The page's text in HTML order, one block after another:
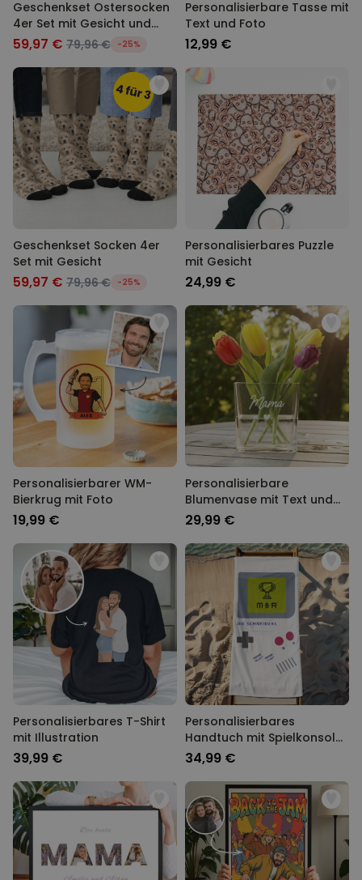
Geschenkset Ostersocken
4er Set mit Gesicht und
Hasenohren
59,97 € 79,96 € -25%
Personalisierbare Tasse mit
Text und Foto
12,99 €
Geschenkset Socken 4er
Set mit Gesicht
59,97 € 79,96 € -25%
Personalisierbares Puzzle
mit Gesicht
24,99 €
Personalisierbarer WM-
Bierkrug mit Foto
19,99 €
Personalisierbare
Blumenvase mit Text und
Symbol
29,99 €
Personalisierbares T-Shirt
mit Illustration
39,99 €
Personalisierbares
Handtuch mit Spielkonsole
und Text
34,99 €